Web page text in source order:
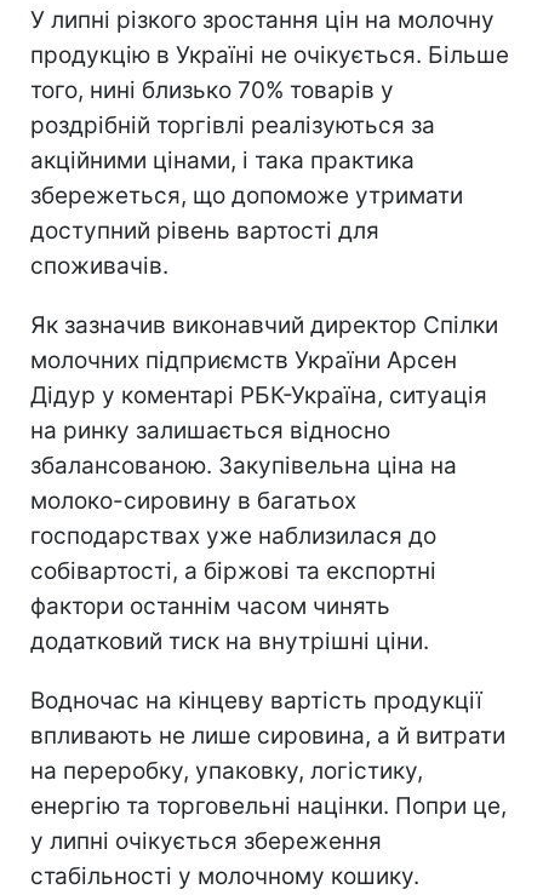
У липні різкого зростання цін на молочну
продукцію в Україні не очікується. Більше
того, нині близько 70% товарів у
роздрібній торгівлі реалізуються за
акційними цінами, і така практика
збережеться, що допоможе утримати
доступний рівень вартості для
споживачів.
Як зазначив виконавчий директор Спілки
молочних підприємств України Арсен
Дідур у коментарі РБК-Україна, ситуація
на ринку залишається відносно
збалансованою. Закупівельна ціна на
молоко-сировину в багатьох
господарствах уже наблизилася до
собівартості, а біржові та експортні
фактори останнім часом чинять
додатковий тиск на внутрішні ціни.
Водночас на кінцеву вартість продукції
впливають не лише сировина, а й витрати
на переробку, упаковку, логістику,
енергію та торговельні націнки. Попри це,
у липні очікується збереження
стабільності у молочному кошику.